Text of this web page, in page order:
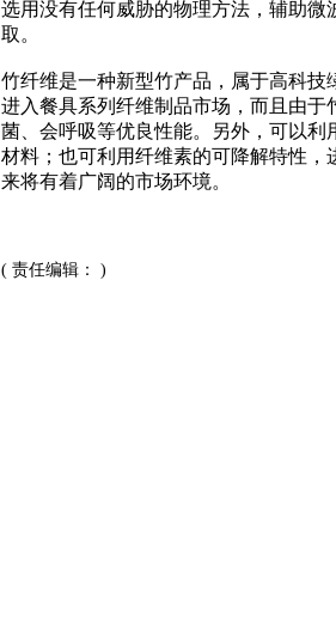
选用没有任何威胁的物理方法，辅助
取。
竹纤维是一种新型竹产品，属于高科
进入餐具系列纤维制品市场，而且由
菌、会呼吸等优良性能。另外，可以
材料；也可利用纤维素的可降解特性
来将有着广阔的市场环境。
( 责任编辑： )